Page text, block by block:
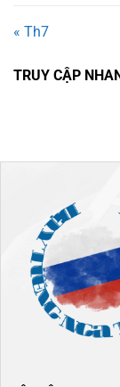
« Th7
TRUY CẬP